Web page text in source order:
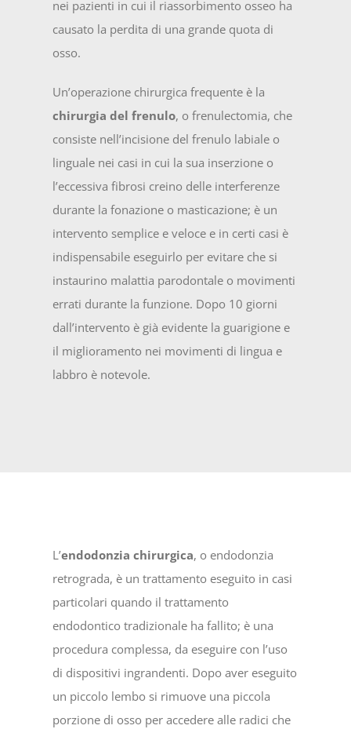
nei pazienti in cui il riassorbimento osseo ha
causato la perdita di una grande quota di
osso.
Un’operazione chirurgica frequente è la
chirurgia del frenulo, o frenulectomia, che
consiste nell’incisione del frenulo labiale o
linguale nei casi in cui la sua inserzione o
l’eccessiva fibrosi creino delle interferenze
durante la fonazione o masticazione; è un
intervento semplice e veloce e in certi casi è
indispensabile eseguirlo per evitare che si
instaurino malattia parodontale o movimenti
errati durante la funzione. Dopo 10 giorni
dall’intervento è già evidente la guarigione e
il miglioramento nei movimenti di lingua e
labbro è notevole.
L’endodonzia chirurgica, o endodonzia
retrograda, è un trattamento eseguito in casi
particolari quando il trattamento
endodontico tradizionale ha fallito; è una
procedura complessa, da eseguire con l’uso
di dispositivi ingrandenti. Dopo aver eseguito
un piccolo lembo si rimuove una piccola
porzione di osso per accedere alle radici che